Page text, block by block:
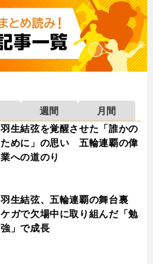
週間
月間
羽生結弦を覚醒させた「誰かの
ために」の思い 五輪連覇の偉
業への道のり
羽生結弦、五輪連覇の舞台裏
ケガで欠場中に取り組んだ「勉
強」で成長